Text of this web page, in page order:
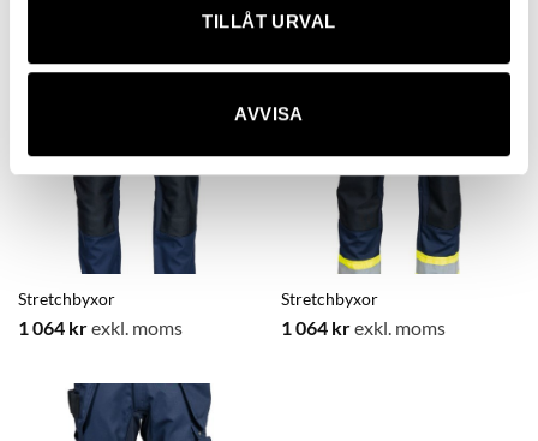
TILLÅT URVAL
AVVISA
Stretchbyxor
1 064 krexkl. moms
Stretchbyxor
1 064 krexkl. moms